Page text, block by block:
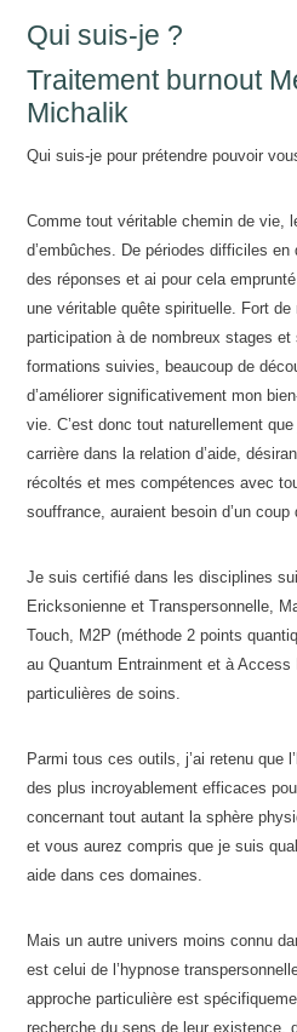
Qui suis-je ?
Traitement burnout
Michalik
Qui suis-je pour prétendre pouvoir
Comme tout véritable chemin de vie,
d’embûches. De périodes difficiles en
des réponses et ai pour cela
une véritable quête spirituelle. Fort
participation à de nombreux stages
formations suivies, beaucoup de
d’améliorer significativement mon
vie. C’est donc tout naturellement
carrière dans la relation d’aide,
récoltés et mes compétences avec
souffrance, auraient besoin d’un coup
Je suis certifié dans les disciplines
Ericksonienne et Transpersonnelle,
Touch, M2P (méthode 2 points
au Quantum Entrainment et à Access
particulières de soins.
Parmi tous ces outils, j’ai retenu que
des plus incroyablement efficaces
concernant tout autant la sphère
et vous aurez compris que je suis
aide dans ces domaines.
Mais un autre univers moins connu
est celui de l’hypnose
approche particulière est
recherche du sens de leur existence,